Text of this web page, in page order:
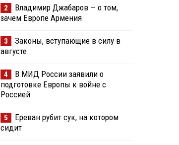
2
Владимир Джабаров — о том,
зачем Европе Армения
3
Законы, вступающие в силу в
августе
4
В МИД России заявили о
подготовке Европы к войне с
Россией
5
Ереван рубит сук, на котором
сидит